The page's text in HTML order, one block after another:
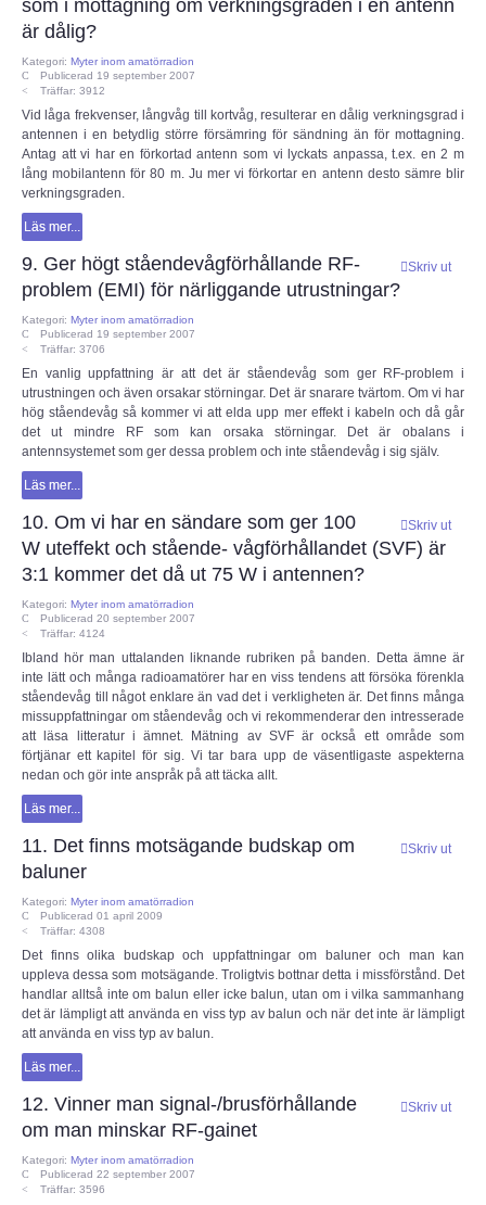
Myter inom amatörradion
RA200
Radioutrustning
Tillbehör
Wireless Set No.19
Övrigt
Utbildning - Radioteknik
Utbildning - Telegrafi
Allt om amatörradiotrafik
Störningar / EMC / EMI
KONTAKT
som i mottagning om verkningsgraden i en antenn
är dålig?
Kategori: Myter inom amatörradion
Publicerad 19 september 2007
Träffar: 3912
Vid låga frekvenser, långvåg till kortvåg, resulterar en dålig verkningsgrad i
antennen i en betydlig större försämring för sändning än för mottagning.
Antag att vi har en förkortad antenn som vi lyckats anpassa, t.ex. en 2 m
lång mobilantenn för 80 m. Ju mer vi förkortar en antenn desto sämre blir
verkningsgraden.
Läs mer...
Skriv ut
9. Ger högt ståendevågförhållande RF-
problem (EMI) för närliggande utrustningar?
Kategori: Myter inom amatörradion
Publicerad 19 september 2007
Träffar: 3706
En vanlig uppfattning är att det är ståendevåg som ger RF-problem i
utrustningen och även orsakar störningar. Det är snarare tvärtom. Om vi har
hög ståendevåg så kommer vi att elda upp mer effekt i kabeln och då går
det ut mindre RF som kan orsaka störningar. Det är obalans i
antennsystemet som ger dessa problem och inte ståendevåg i sig själv.
Läs mer...
Skriv ut
10. Om vi har en sändare som ger 100
W uteffekt och stående- vågförhållandet (SVF) är
3:1 kommer det då ut 75 W i antennen?
Kategori: Myter inom amatörradion
Publicerad 20 september 2007
Träffar: 4124
Ibland hör man uttalanden liknande rubriken på banden. Detta ämne är
inte lätt och många radioamatörer har en viss tendens att försöka förenkla
ståendevåg till något enklare än vad det i verkligheten är. Det finns många
missuppfattningar om ståendevåg och vi rekommenderar den intresserade
att läsa litteratur i ämnet. Mätning av SVF är också ett område som
förtjänar ett kapitel för sig. Vi tar bara upp de väsentligaste aspekterna
nedan och gör inte anspråk på att täcka allt.
Läs mer...
Skriv ut
11. Det finns motsägande budskap om
baluner
Kategori: Myter inom amatörradion
Publicerad 01 april 2009
Träffar: 4308
Det finns olika budskap och uppfattningar om baluner och man kan
uppleva dessa som motsägande. Troligtvis bottnar detta i missförstånd. Det
handlar alltså inte om balun eller icke balun, utan om i vilka sammanhang
det är lämpligt att använda en viss typ av balun och när det inte är lämpligt
att använda en viss typ av balun.
Läs mer...
Skriv ut
12. Vinner man signal-/brusförhållande
om man minskar RF-gainet
Kategori: Myter inom amatörradion
Publicerad 22 september 2007
Träffar: 3596